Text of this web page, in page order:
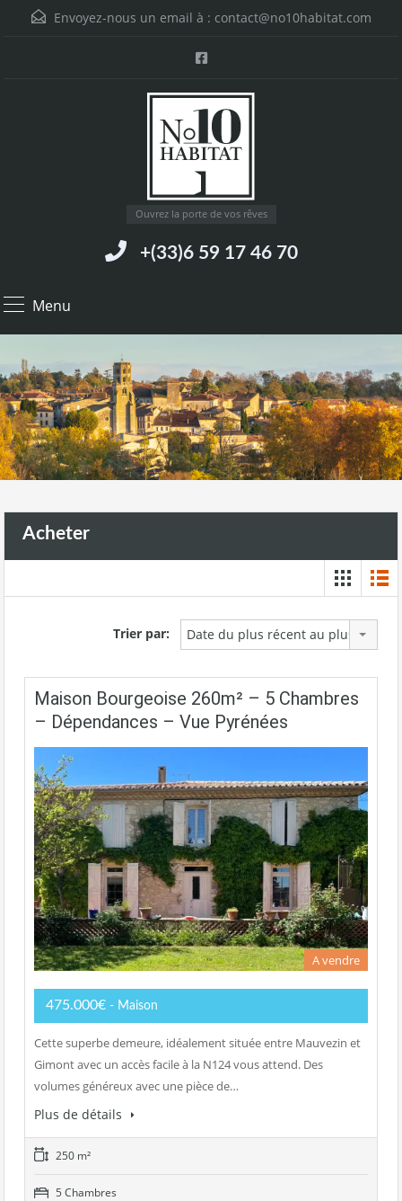
Envoyez-nous un email à : contact@no10habitat.com
Ouvrez la porte de vos rêves
+(33)6 59 17 46 70
Menu
Acheter
Trier par: Date du plus récent au plus ancien
Maison Bourgeoise 260m² – 5 Chambres
– Dépendances – Vue Pyrénées
A vendre
475.000€ - Maison
Cette superbe demeure, idéalement située entre Mauvezin et
Gimont avec un accès facile à la N124 vous attend. Des
volumes généreux avec une pièce de…
Plus de détails
250 m²
5 Chambres